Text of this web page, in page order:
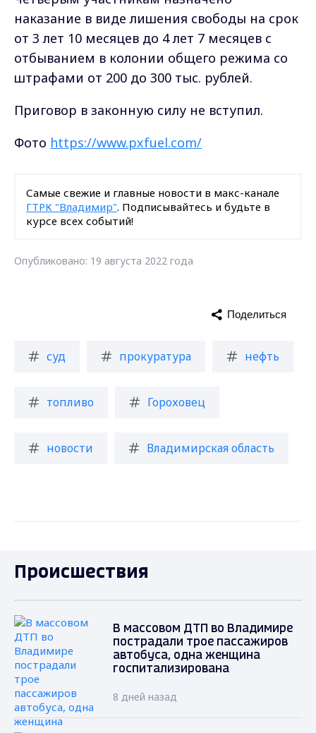
наказание в виде лишения свободы на срок
от 3 лет 10 месяцев до 4 лет 7 месяцев с
отбыванием в колонии общего режима со
штрафами от 200 до 300 тыс. рублей.
Приговор в законную силу не вступил.
Фото https://www.pxfuel.com/
Самые свежие и главные новости в макс-канале
ГТРК "Владимир". Подписывайтесь и будьте в
курсе всех событий!
Опубликовано: 19 августа 2022 года
суд прокуратура нефть
топливо Гороховец
новости Владимирская область
Поделиться
Происшествия
В массовом ДТП во Владимире
пострадали трое пассажиров
автобуса, одна женщина
госпитализирована
8 дней назад